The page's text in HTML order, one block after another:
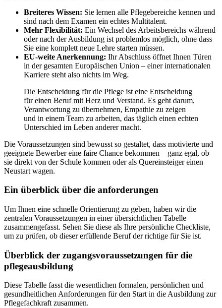
Breiteres Wissen: Sie lernen alle Pflegebereiche kennen und
sind nach dem Examen ein echtes Multitalent.
Mehr Flexibilität: Ein Wechsel des Arbeitsbereichs während
oder nach der Ausbildung ist problemlos möglich, ohne dass
Sie eine komplett neue Lehre starten müssen.
EU-weite Anerkennung: Ihr Abschluss öffnet Ihnen Türen
in der gesamten Europäischen Union – einer internationalen
Karriere steht also nichts im Weg.
Die Entscheidung für die Pflege ist eine Entscheidung
für einen Beruf mit Herz und Verstand. Es geht darum,
Verantwortung zu übernehmen, Empathie zu zeigen
und in einem Team zu arbeiten, das täglich einen echten
Unterschied im Leben anderer macht.
Die Voraussetzungen sind bewusst so gestaltet, dass motivierte und
geeignete Bewerber eine faire Chance bekommen – ganz egal, ob
sie direkt von der Schule kommen oder als Quereinsteiger einen
Neustart wagen.
Ein überblick über die anforderungen
Um Ihnen eine schnelle Orientierung zu geben, haben wir die
zentralen Voraussetzungen in einer übersichtlichen Tabelle
zusammengefasst. Sehen Sie diese als Ihre persönliche Checkliste,
um zu prüfen, ob dieser erfüllende Beruf der richtige für Sie ist.
Überblick der zugangsvoraussetzungen für die
pflegeausbildung
Diese Tabelle fasst die wesentlichen formalen, persönlichen und
gesundheitlichen Anforderungen für den Start in die Ausbildung zur
Pflegefachkraft zusammen.